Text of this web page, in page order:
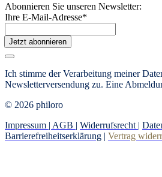
Abonnieren Sie unseren Newsletter:
Ihre E-Mail-Adresse*
Jetzt abonnieren
Ich stimme der Verarbeitung meiner
Newsletterversendung zu. Eine
© 2026 philoro
Impressum | AGB | Widerrufsrecht |
Barrierefreiheitserklärung | Vertrag